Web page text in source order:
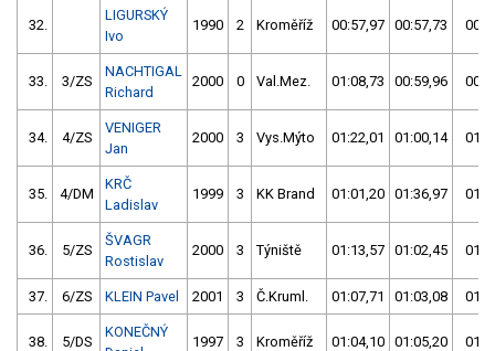
32.
LIGURSKÝ
Ivo
1990 2 Kroměříž 00:57,97 00:57,73
33. 3/ZS
NACHTIGAL
Richard
2000 0 Val.Mez. 01:08,73 00:59,96
34. 4/ZS
VENIGER
Jan
2000 3 Vys.Mýto 01:22,01 01:00,14
35. 4/DM
KRČ
Ladislav
1999 3 KK Brand 01:01,20 01:36,97
36. 5/ZS
ŠVAGR
Rostislav
2000 3 Týniště 01:13,57 01:02,45
37. 6/ZS KLEIN Pavel 2001 3 Č.Kruml. 01:07,71 01:03,08
38. 5/DS
KONEČNÝ
1997 3 Kroměříž 01:04,10 01:05,20